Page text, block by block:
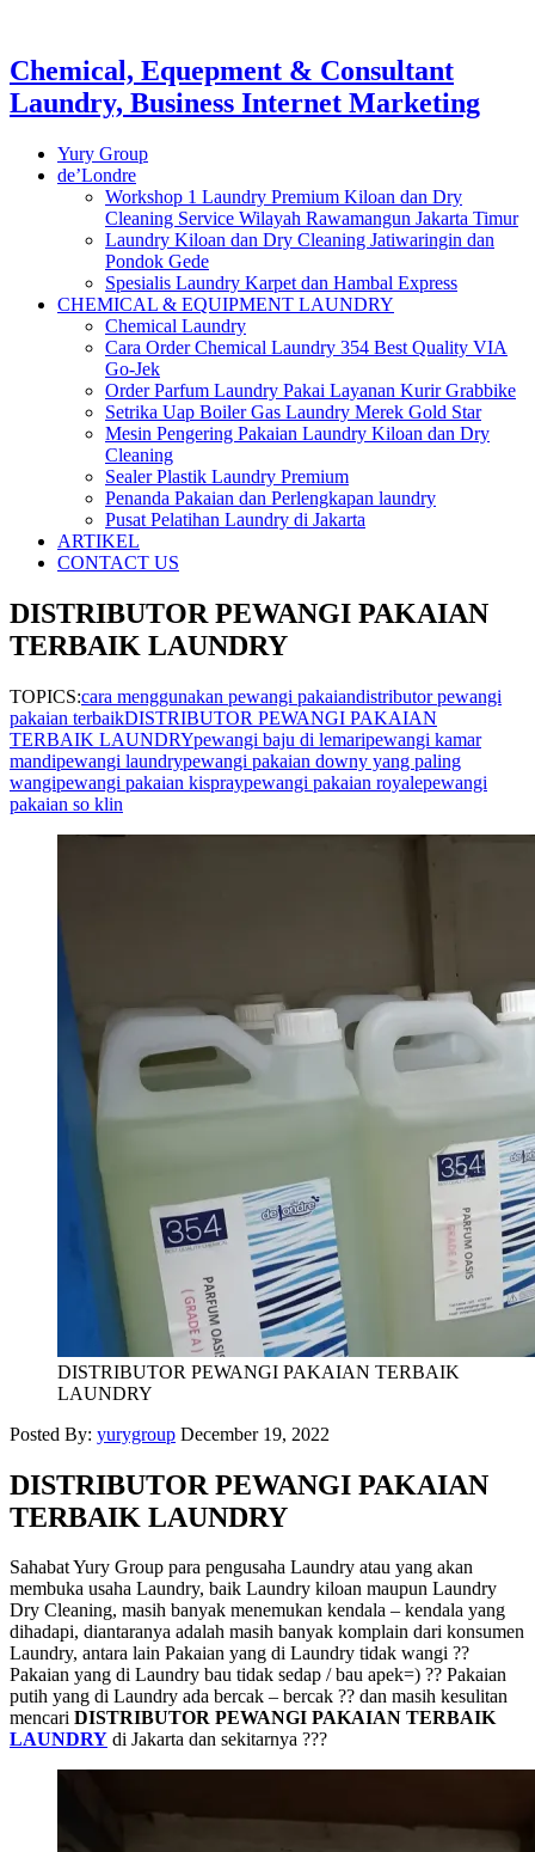
Chemical, Equepment & Consultant
Laundry, Business Internet Marketing
Yury Group
de’Londre
Workshop 1 Laundry Premium Kiloan dan Dry
Cleaning Service Wilayah Rawamangun Jakarta Timur
Laundry Kiloan dan Dry Cleaning Jatiwaringin dan
Pondok Gede
Spesialis Laundry Karpet dan Hambal Express
CHEMICAL & EQUIPMENT LAUNDRY
Chemical Laundry
Cara Order Chemical Laundry 354 Best Quality VIA
Go-Jek
Order Parfum Laundry Pakai Layanan Kurir Grabbike
Setrika Uap Boiler Gas Laundry Merek Gold Star
Mesin Pengering Pakaian Laundry Kiloan dan Dry
Cleaning
Sealer Plastik Laundry Premium
Penanda Pakaian dan Perlengkapan laundry
Pusat Pelatihan Laundry di Jakarta
ARTIKEL
CONTACT US
DISTRIBUTOR PEWANGI PAKAIAN
TERBAIK LAUNDRY
TOPICS:cara menggunakan pewangi pakaiandistributor pewangi
pakaian terbaikDISTRIBUTOR PEWANGI PAKAIAN
TERBAIK LAUNDRYpewangi baju di lemaripewangi kamar
mandipewangi laundrypewangi pakaian downy yang paling
wangipewangi pakaian kispraypewangi pakaian royalepewangi
pakaian so klin
DISTRIBUTOR PEWANGI PAKAIAN TERBAIK
LAUNDRY
Posted By: yurygroup December 19, 2022
DISTRIBUTOR PEWANGI PAKAIAN
TERBAIK LAUNDRY
Sahabat Yury Group para pengusaha Laundry atau yang akan
membuka usaha Laundry, baik Laundry kiloan maupun Laundry
Dry Cleaning, masih banyak menemukan kendala – kendala yang
dihadapi, diantaranya adalah masih banyak komplain dari konsumen
Laundry, antara lain Pakaian yang di Laundry tidak wangi ??
Pakaian yang di Laundry bau tidak sedap / bau apek=) ?? Pakaian
putih yang di Laundry ada bercak – bercak ?? dan masih kesulitan
mencari DISTRIBUTOR PEWANGI PAKAIAN TERBAIK
LAUNDRY di Jakarta dan sekitarnya ???